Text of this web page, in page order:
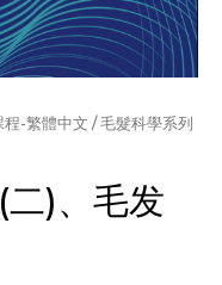
程-繁體中文 / 毛髮科學系列
)、毛发